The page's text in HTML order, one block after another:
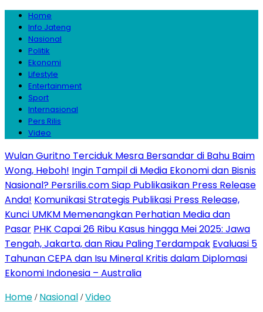
Home
Info Jateng
Nasional
Politik
Ekonomi
Lifestyle
Entertainment
Sport
Internasional
Pers Rilis
Video
Wulan Guritno Terciduk Mesra Bersandar di Bahu Baim
Wong, Heboh! Ingin Tampil di Media Ekonomi dan Bisnis
Nasional? Persrilis.com Siap Publikasikan Press Release
Anda! Komunikasi Strategis Publikasi Press Release,
Kunci UMKM Memenangkan Perhatian Media dan
Pasar PHK Capai 26 Ribu Kasus hingga Mei 2025: Jawa
Tengah, Jakarta, dan Riau Paling Terdampak Evaluasi 5
Tahunan CEPA dan Isu Mineral Kritis dalam Diplomasi
Ekonomi Indonesia – Australia
Home / Nasional /Video